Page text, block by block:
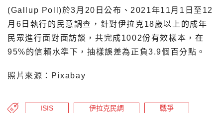
(Gallup Poll)於3月20日公布、2021年11月1日至12
月6日執行的民意調查，針對伊拉克18歲以上的成年
民眾進行面對面訪談，共完成1002份有效樣本，在
95%的信賴水準下，抽樣誤差為正負3.9個百分點。
照片來源：Pixabay
ISIS 伊拉克民調 戰爭